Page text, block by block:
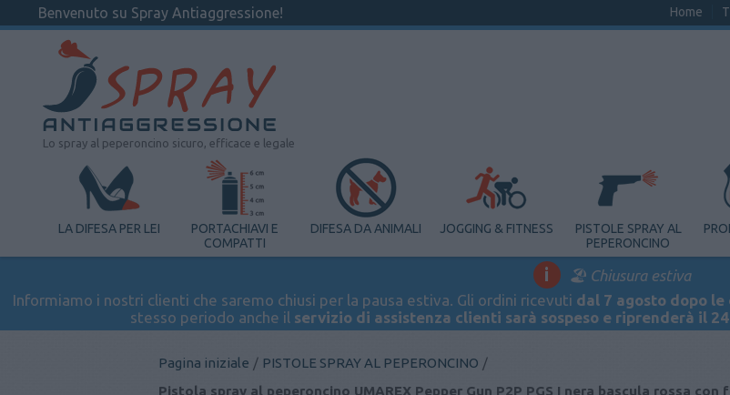
Benvenuto su Spray Antiaggressione! Home
Lo spray al peperoncino sicuro, efficace e legale
LA DIFESA PER LEI
PORTACHIAVI E
COMPATTI
DIFESA DA ANIMALI JOGGING & FITNESS
PISTOLE SPRAY AL
PEPERONCINO
i
🏖️ Chiusura estiva
Informiamo i nostri clienti che saremo chiusi per la pausa estiva. Gli ordini ricevuti dal 7 agosto dopo
stesso periodo anche il servizio di assistenza clienti sarà sospeso e riprenderà il
Pagina iniziale / PISTOLE SPRAY AL PEPERONCINO /
Pistola spray al peperoncino UMAREX Pepper Gun P2P PGS I nera bascula rossa con